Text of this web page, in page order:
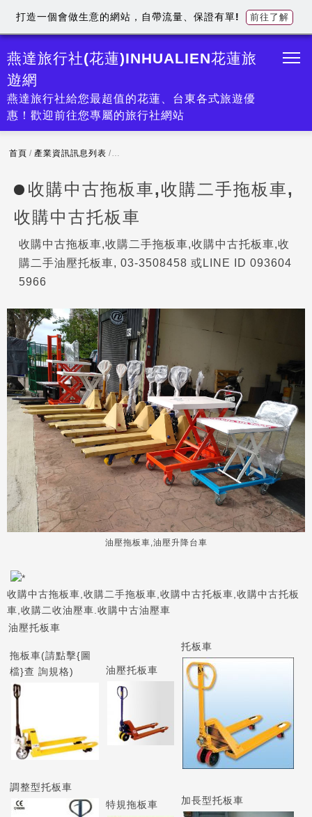
燕達旅行社(花蓮)INHUALIEN花蓮旅
遊網
燕達旅行社給您最超值的花蓮、台東各式旅遊優
惠！歡迎前往您專屬的旅行社網站
首頁 / 產業資訊訊息列表 / 收購中古拖板車,收購二手拖板車,收購中古托板車
收購中古拖板車,收購二手拖板車,
收購中古托板車
收購中古拖板車,收購二手拖板車,收購中古托板車,收
購二手油壓托板車, 03-3508458 或LINE ID 093604
5966
油壓拖板車,油壓升降台車
收購中古拖板車,收購二手拖板車,收購中古托板車,收購中古托板
車,收購二收油壓車.收購中古油壓車
油壓托板車
拖板車(請點擊{圖
檔}查 詢規格)
油壓托板車
托板車
調整型托板車
特規拖板車
加長型托板車
打造一個會做生意的網站，自帶流量、保證有單! 前往了解